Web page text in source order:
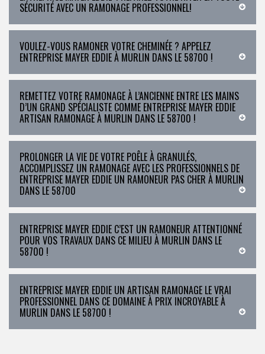
SÉCURITÉ AVEC UN RAMONAGE PROFESSIONNEL!
VOULEZ-VOUS RAMONER VOTRE CHEMINÉE ? APPELEZ
ENTREPRISE MAYER EDDIE À MURLIN DANS LE 58700 !
REMETTEZ VOTRE RAMONAGE À L’ANCIENNE ENTRE LES MAINS
D’UN GRAND SPÉCIALISTE COMME ENTREPRISE MAYER EDDIE
ARTISAN RAMONAGE À MURLIN DANS LE 58700 !
PROLONGER LA VIE DE VOTRE POÊLE À GRANULÉS,
ACCOMPLISSEZ UN RAMONAGE AVEC LES PROFESSIONNELS DE
ENTREPRISE MAYER EDDIE UN RAMONEUR PAS CHER À MURLIN
DANS LE 58700
ENTREPRISE MAYER EDDIE C’EST UN RAMONEUR ATTENTIONNÉ
POUR VOS TRAVAUX DANS CE MILIEU À MURLIN DANS LE
58700 !
ENTREPRISE MAYER EDDIE UN ARTISAN RAMONAGE LE VRAI
PROFESSIONNEL DANS CE DOMAINE À PRIX INCROYABLE À
MURLIN DANS LE 58700 !